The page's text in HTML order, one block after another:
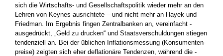
sich die Wirtschafts- und Gesellschaftspolitik wieder mehr an den
Lehren von Keynes ausrichtete – und nicht mehr an Hayek und
Friedman. Im Ergebnis fingen Zentralbanken an, vereinfacht ­
ausgedrückt, „Geld zu drucken“ und Staatsverschuldungen stiegen
tendenziell an. Bei der üblichen Inflationsmessung (Konsumenten­
preise) zeigten sich eher deflationäre Tendenzen, während die ­